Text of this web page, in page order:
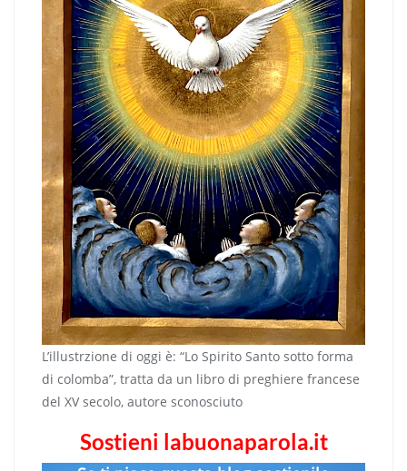
L’illustrzione di oggi è: “Lo Spirito Santo sotto forma
di colomba”, tratta da un libro di preghiere francese
del XV secolo, autore sconosciuto
Sostieni labuonaparola.it